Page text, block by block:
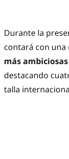
Durante la
contará con una
más ambiciosas
destacando
talla